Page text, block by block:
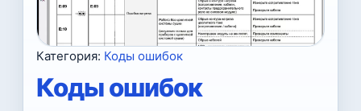
Категория: Коды ошибок
Коды ошибок